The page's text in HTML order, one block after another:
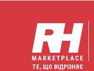
ТЕ, ЩО ВІДРІЗНЯЄ